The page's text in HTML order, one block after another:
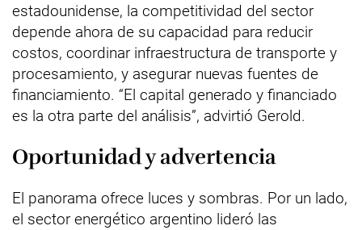
estadounidense, la competitividad del sector
depende ahora de su capacidad para reducir
costos, coordinar infraestructura de transporte y
procesamiento, y asegurar nuevas fuentes de
financiamiento. “El capital generado y financiado
es la otra parte del análisis”, advirtió Gerold.
Oportunidad y advertencia
El panorama ofrece luces y sombras. Por un lado,
el sector energético argentino lideró las